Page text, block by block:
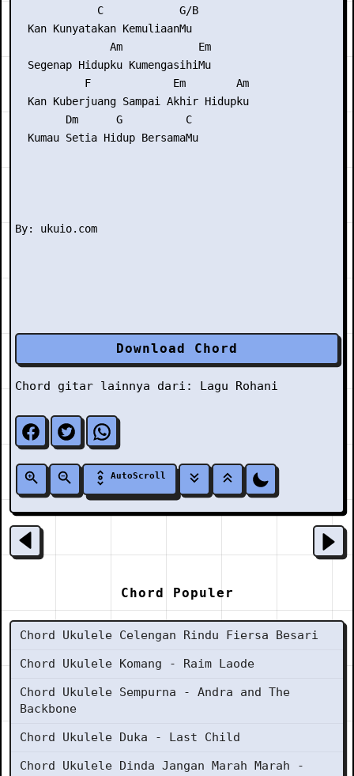
             C            G/B
  Kan Kunyatakan KemuliaanMu
               Am            Em
  Segenap Hidupku KumengasihiMu
           F             Em        Am
  Kan Kuberjuang Sampai Akhir Hidupku
        Dm      G          C
  Kumau Setia Hidup BersamaMu
Download Chord
Chord gitar lainnya dari: Lagu Rohani
AutoScroll
Chord Populer
Chord Ukulele Celengan Rindu Fiersa Besari
Chord Ukulele Komang - Raim Laode
Chord Ukulele Sempurna - Andra and The
Backbone
Chord Ukulele Duka - Last Child
Chord Ukulele Dinda Jangan Marah Marah -